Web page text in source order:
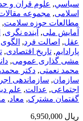
سياسي, علوم قرآن و
اسلامی, مجموعه
مطالعات حوزه سلامت,
آمایش ملی, آینده نگری,
عقل, اصالت فرد,
پارادایم, تاریخ اقتصادی,
مشی گذاری عمومی,
محمد نعمتی, دکتر
سازمان, سازماندهی اجرا
اجتماعی, عدالت, علم
گفتمان مشترک, معاد,
ریال